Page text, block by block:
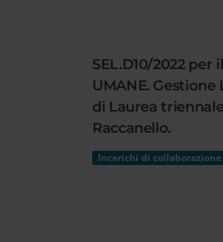
SEL.D10/2022 per
UMANE.
di Laurea
Raccanello.
Incarichi di collaborazione